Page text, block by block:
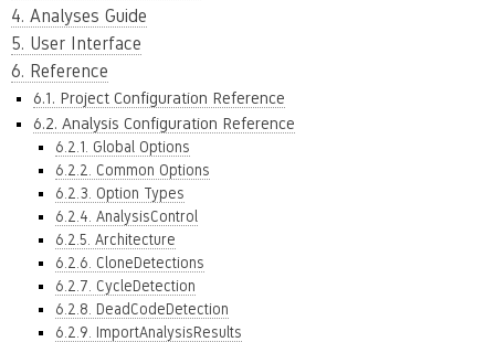
4. Analyses Guide
5. User Interface
6. Reference
6.1. Project Configuration Reference
6.2. Analysis Configuration Reference
6.2.1. Global Options
6.2.2. Common Options
6.2.3. Option Types
6.2.4. AnalysisControl
6.2.5. Architecture
6.2.6. CloneDetections
6.2.7. CycleDetection
6.2.8. DeadCodeDetection
6.2.9. ImportAnalysisResults